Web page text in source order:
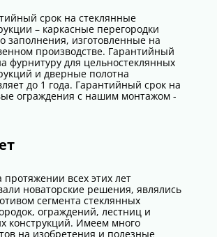
срок на стеклянные
– каркасные перегородки
заполнения, изготовленные на
производстве. Гарантийный
фурнитуру для цельностеклянных
и дверные полотна
до 1 года. Гарантийный срок на
ограждения с нашим монтажом -
всех этих лет
новаторские решения, являлись
сегмента стеклянных
ограждений, лестниц и
конструкций. Имеем много
на изобретения и полезные